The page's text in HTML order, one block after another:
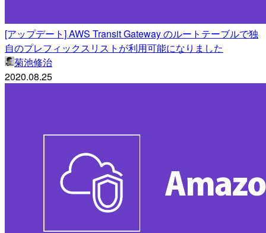
[アップデート] AWS Transit Gateway のルートテーブルで独
自のプレフィックスリストが利用可能になりました
菊池修治
2020.08.25